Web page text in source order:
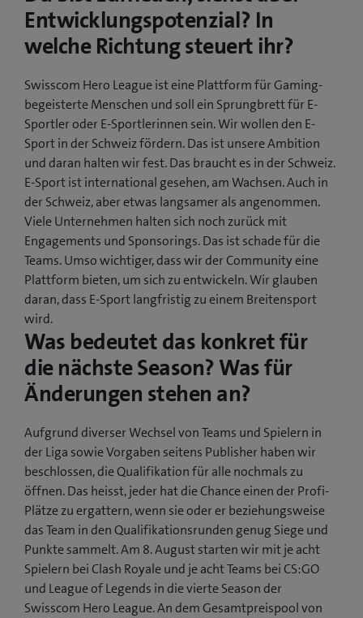
Entwicklungspotenzial? In
welche Richtung steuert ihr?
Swisscom Hero League ist eine Plattform für Gaming-
begeisterte Menschen und soll ein Sprungbrett für E-
Sportler oder E-Sportlerinnen sein. Wir wollen den E-
Sport in der Schweiz fördern. Das ist unsere Ambition
und daran halten wir fest. Das braucht es in der Schweiz.
E-Sport ist international gesehen, am Wachsen. Auch in
der Schweiz, aber etwas langsamer als angenommen.
Viele Unternehmen halten sich noch zurück mit
Engagements und Sponsorings. Das ist schade für die
Teams. Umso wichtiger, dass wir der Community eine
Plattform bieten, um sich zu entwickeln. Wir glauben
daran, dass E-Sport langfristig zu einem Breitensport
wird.
Was bedeutet das konkret für
die nächste Season? Was für
Änderungen stehen an?
Aufgrund diverser Wechsel von Teams und Spielern in
der Liga sowie Vorgaben seitens Publisher haben wir
beschlossen, die Qualifikation für alle nochmals zu
öffnen. Das heisst, jeder hat die Chance einen der Profi-
Plätze zu ergattern, wenn sie oder er beziehungsweise
das Team in den Qualifikationsrunden genug Siege und
Punkte sammelt. Am 8. August starten wir mit je acht
Spielern bei Clash Royale und je acht Teams bei CS:GO
und League of Legends in die vierte Season der
Swisscom Hero League. An dem Gesamtpreispool von